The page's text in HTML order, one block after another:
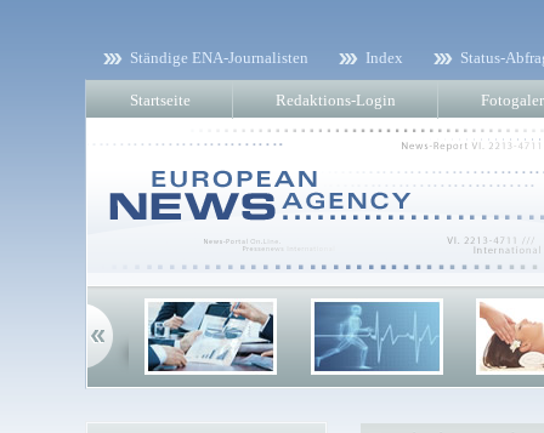
Ständige ENA-Journalisten Index Status-
Startseite Redaktions-Login